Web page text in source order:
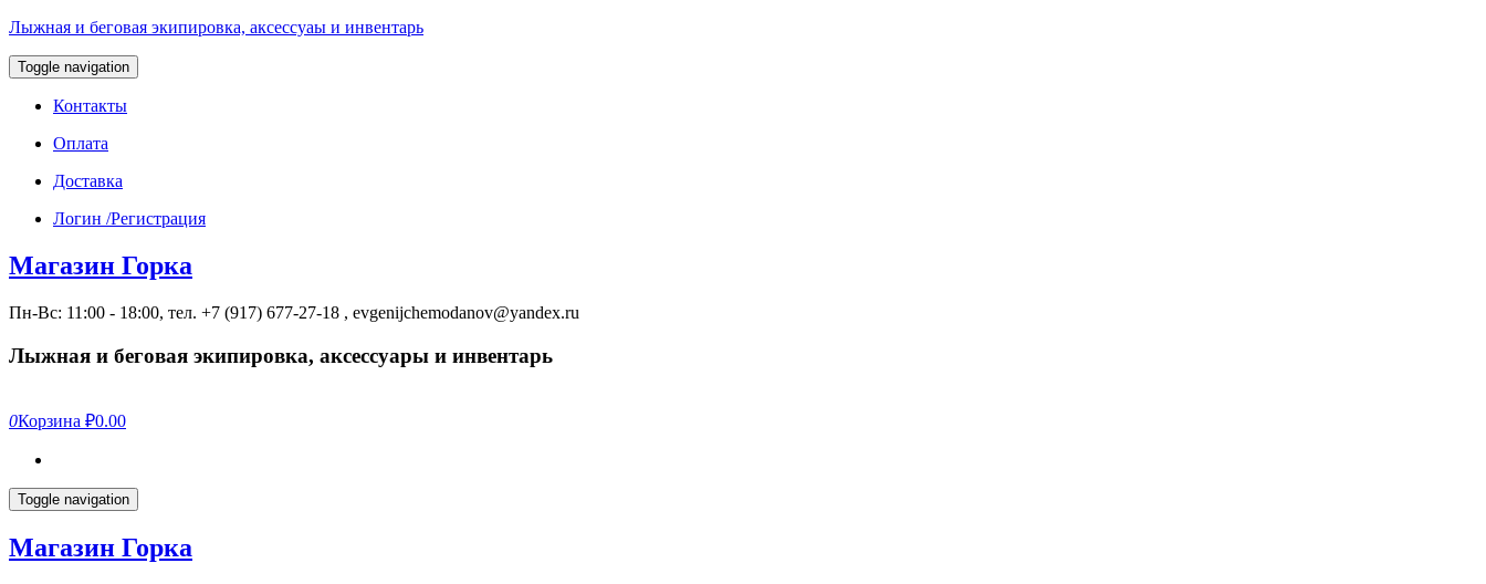
Лыжная и беговая экипировка, аксессуаы и инвентарь
Toggle navigation
Контакты
Оплата
Доставка
Логин /Регистрация
Магазин Горка
Пн-Вс: 11:00 - 18:00, тел. +7 (917) 677-27-18 , evgenijchemodanov@yandex.ru
Лыжная и беговая экипировка, аксессуары и инвентарь
0Корзина ₽0.00
Toggle navigation
Магазин Горка